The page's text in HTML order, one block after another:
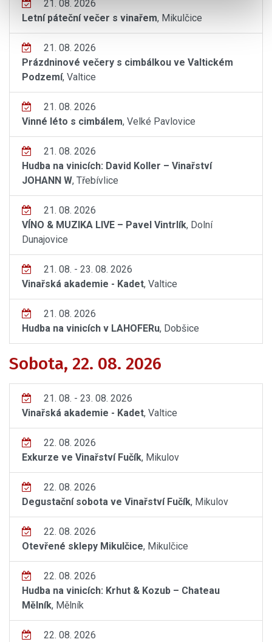
21. 08. 2026
Letní páteční večer s vinařem, Mikulčice
21. 08. 2026
Prázdninové večery s cimbálkou ve Valtickém
Podzemí, Valtice
21. 08. 2026
Vinné léto s cimbálem, Velké Pavlovice
21. 08. 2026
Hudba na vinicích: David Koller – Vinařství
JOHANN W, Třebívlice
21. 08. 2026
VÍNO & MUZIKA LIVE – Pavel Vintrlík, Dolní
Dunajovice
21. 08. - 23. 08. 2026
Vinařská akademie - Kadet, Valtice
21. 08. 2026
Hudba na vinicích v LAHOFERu, Dobšice
Sobota, 22. 08. 2026
21. 08. - 23. 08. 2026
Vinařská akademie - Kadet, Valtice
22. 08. 2026
Exkurze ve Vinařství Fučík, Mikulov
22. 08. 2026
Degustační sobota ve Vinařství Fučík, Mikulov
22. 08. 2026
Otevřené sklepy Mikulčice, Mikulčice
22. 08. 2026
Hudba na vinicích: Krhut & Kozub – Chateau
Mělník, Mělník
22. 08. 2026